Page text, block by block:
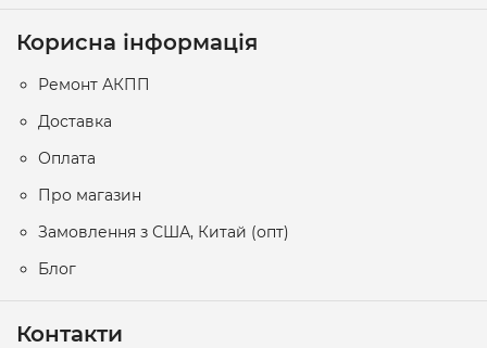
Корисна інформація
Ремонт АКПП
Доставка
Оплата
Про магазин
Замовлення з США, Китай (опт)
Блог
Контакти